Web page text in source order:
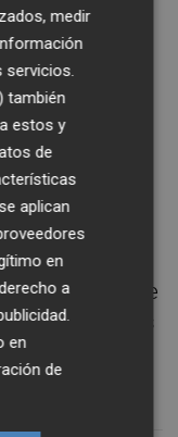
Casi la
en la
Desde
recibido
sus
Sergi
de los
contraria de
más goles
competición
medir
servicios.
también
estos y
de
aplican
en
a
.
en
de